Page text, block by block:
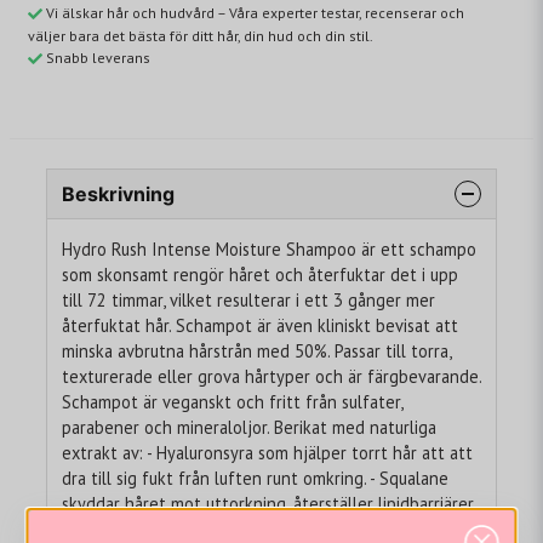
Vi älskar hår och hudvård – Våra experter testar, recenserar och
väljer bara det bästa för ditt hår, din hud och din stil.
Snabb leverans
Beskrivning
Hydro Rush Intense Moisture Shampoo är ett schampo
som skonsamt rengör håret och återfuktar det i upp
till 72 timmar, vilket resulterar i ett 3 gånger mer
återfuktat hår. Schampot är även kliniskt bevisat att
minska avbrutna hårstrån med 50%. Passar till torra,
texturerade eller grova hårtyper och är färgbevarande.
Schampot är veganskt och fritt från sulfater,
parabener och mineraloljor. Berikat med naturliga
extrakt av: - Hyaluronsyra som hjälper torrt hår att att
dra till sig fukt från luften runt omkring. - Squalane
skyddar håret mot uttorkning, återställer lipidbarriärer
och hjälper till att förhindra fuktförlust samtidigt som